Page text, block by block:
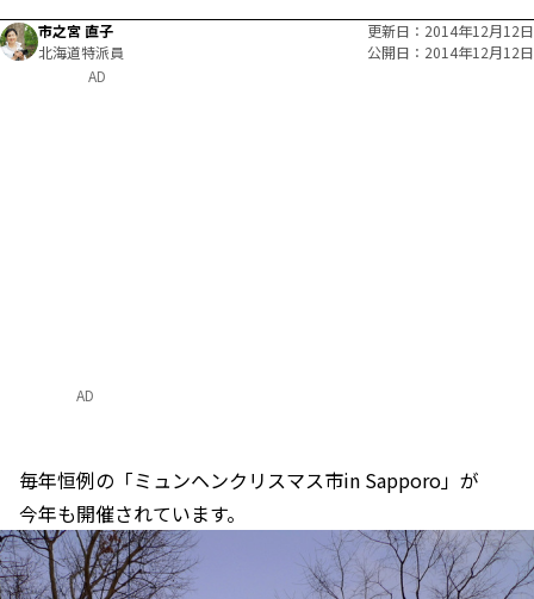
市之宮 直子
北海道特派員
更新日
2014年12月12日
公開日
2014年12月12日
AD
毎年恒例の「ミュンヘンクリスマス市in Sapporo」が
今年も開催されています。
AD